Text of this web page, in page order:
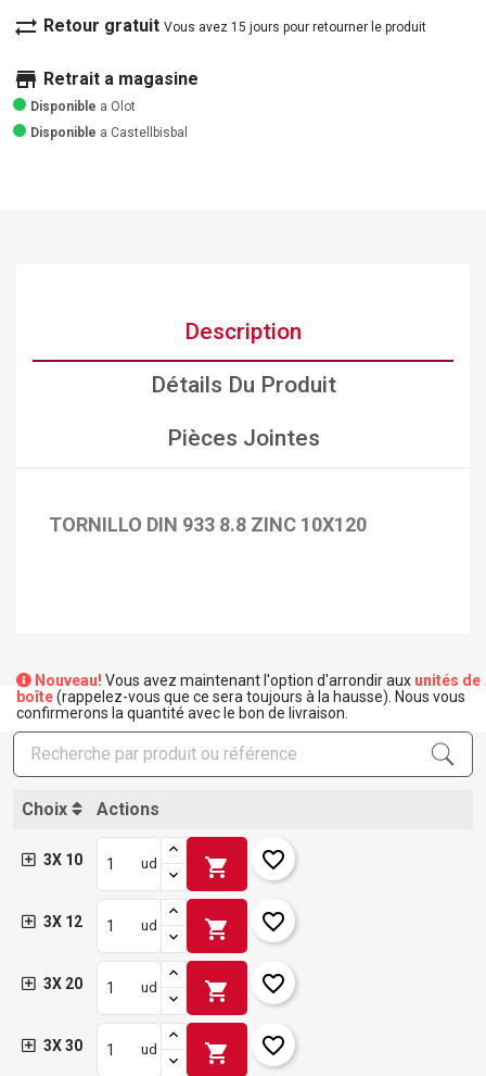
sync_alt Retour gratuit Vous avez 15 jours pour retourner le produit
store Retrait a magasine
Disponible a Olot
Disponible a Castellbisbal
Description
Détails Du Produit
Pièces Jointes
TORNILLO DIN 933 8.8 ZINC 10X120
Nouveau! Vous avez maintenant l'option d'arrondir aux unités de
boîte(rappelez-vous que ce sera toujours à la hausse). Nous vous
confirmerons la quantité avec le bon de livraison.
Choix Actions
3X 10 ud shopping_cart favorite_border
3X 12 ud shopping_cart favorite_border
3X 20 ud shopping_cart favorite_border
3X 30 ud shopping_cart favorite_border